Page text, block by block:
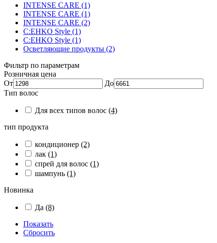
INTENSE CARE (1)
INTENSE CARE (1)
INTENSE CARE (2)
C:EHKO Style (1)
C:EHKO Style (1)
Осветляющие продукты (2)
Фильтр по параметрам
Розничная цена
От
До
Тип волос
Для всех типов волос (4)
тип продукта
кондиционер (2)
лак (1)
спрей для волос (1)
шампунь (1)
Новинка
Да (8)
Показать
Сбросить